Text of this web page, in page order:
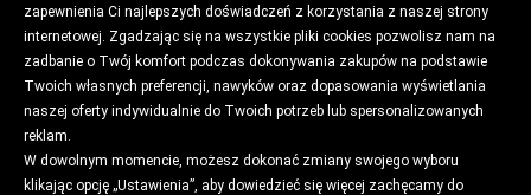
zapewnienia Ci najlepszych doświadczeń z korzystania z naszej strony
internetowej. Zgadzając się na wszystkie pliki cookies pozwolisz nam na
zadbanie o Twój komfort podczas dokonywania zakupów na podstawie
Twoich własnych preferencji, nawyków oraz dopasowania wyświetlania
naszej oferty indywidualnie do Twoich potrzeb lub spersonalizowanych
reklam.
W dowolnym momencie, możesz dokonać zmiany swojego wyboru
klikając opcję „Ustawienia”, aby dowiedzieć się więcej zachęcamy do